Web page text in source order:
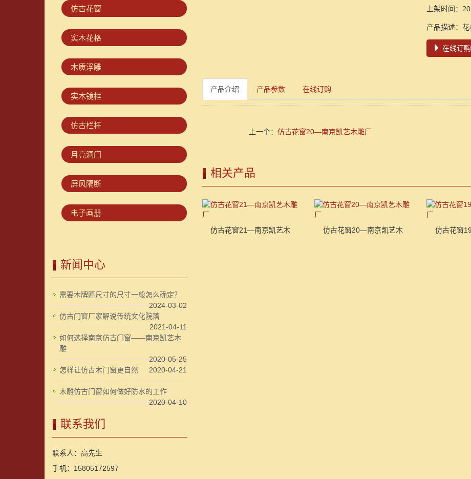
上架时间：
产品描述：花
在线订购
产品介绍 产品参数 在线订购
上一个：仿古花窗20—南京凯艺木雕厂
相关产品
仿古花窗21—南京凯艺木 仿古花窗20—南京凯艺木 仿古花窗
仿古花窗
实木花格
木质浮雕
实木镜框
仿古栏杆
月亮洞门
屏风隔断
电子画册
新闻中心
需要木牌匾尺寸的尺寸一般怎么确定？
2024-03-02
仿古门窗厂家解说传统文化院落
2021-04-11
如何选择南京仿古门窗——南京凯艺木
雕
2020-05-25
怎样让仿古木门窗更自然
2020-04-21
木雕仿古门窗如何做好防水的工作
2020-04-10
联系我们
联系人：高先生
手机：15805172597